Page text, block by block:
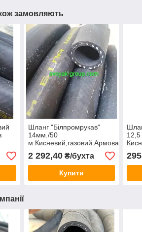
замовляють
Шланг "Білпромрукав"
14мм./50
м.Кисневий,газовий.Армований
з ниткою.
2 292,40₴/бухта
Купити